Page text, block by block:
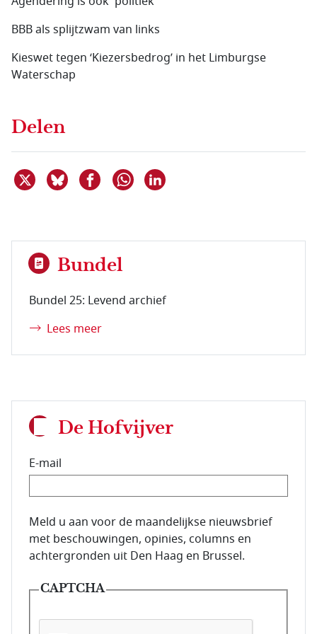
BBB als splijtzwam van links
Kieswet tegen ‘Kiezersbedrog’ in het Limburgse
Waterschap
Delen
Deel dit item op X
Deel dit item op Bluesky
Deel dit item op Facebook
Delen via WhatsApp
Bundel
Bundel 25: Levend archief
Lees meer
De Hofvijver
E-mail
E-mailadres van de abonnee.
Meld u aan voor de maandelijkse nieuwsbrief
met beschouwingen, opinies, columns en
achtergronden uit Den Haag en Brussel.
CAPTCHA